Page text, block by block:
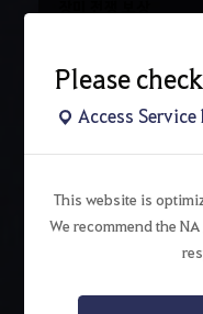
Please
Access
This website is
We recommend the
장미 전쟁에 선두로 나
3군단보다 더 많은 보상
물론 제 3군단 또한 같
맹주 길드로부터 부여된
제 3군단 개인이 얻는
제 3군단은 맹주 길드에